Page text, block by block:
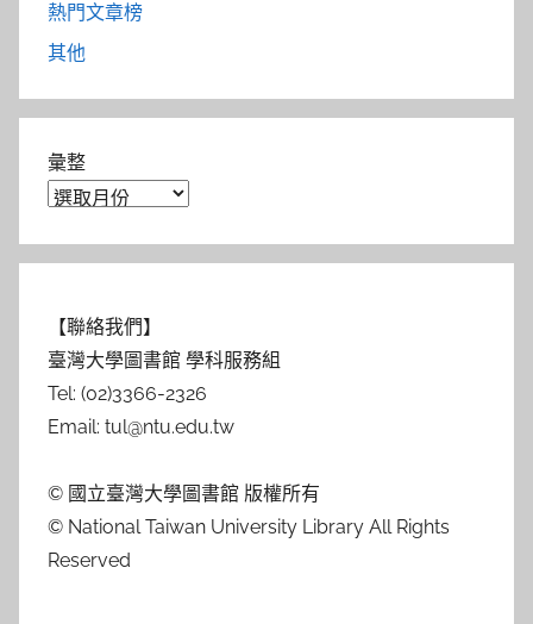
熱門文章榜
其他
彙整
【聯絡我們】
臺灣大學圖書館 學科服務組
Tel: (02)3366-2326
Email: tul@ntu.edu.tw
© 國立臺灣大學圖書館 版權所有
© National Taiwan University Library All Rights
Reserved